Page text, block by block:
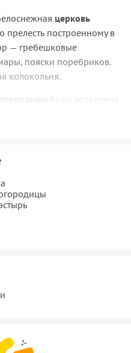
церковь
прелесть построенному в
— гребешковые
пояски поребриков.
колокольня.
была возведена
храма и
в Казани.
по праву считается
, созданный по
в 1566 году. Кроме
и другие прекрасные
одежду по погоде и
в размере 20% на сайте